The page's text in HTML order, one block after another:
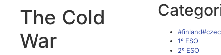
The Cold
War
1º ESO
2º ESO